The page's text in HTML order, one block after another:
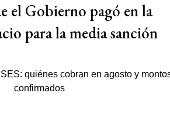
el Gobierno pagó en la
para la media sanción